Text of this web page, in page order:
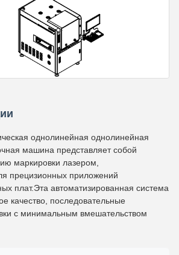
однолинейная однолинейная
машина представляет собой
маркировки лазером,
прецизионных приложений
плат.Эта автоматизированная система
качество, последовательные
с минимальным вмешательством